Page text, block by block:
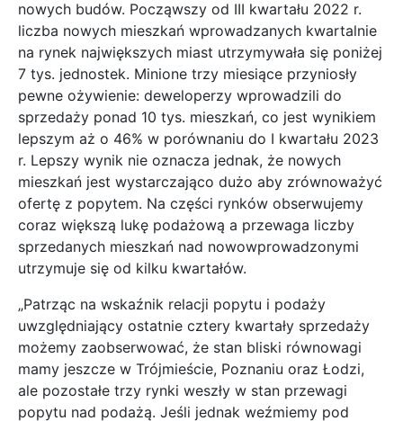
nowych budów. Począwszy od III kwartału 2022 r.
liczba nowych mieszkań wprowadzanych kwartalnie
na rynek największych miast utrzymywała się poniżej
7 tys. jednostek. Minione trzy miesiące przyniosły
pewne ożywienie: deweloperzy wprowadzili do
sprzedaży ponad 10 tys. mieszkań, co jest wynikiem
lepszym aż o 46% w porównaniu do I kwartału 2023
r. Lepszy wynik nie oznacza jednak, że nowych
mieszkań jest wystarczająco dużo aby zrównoważyć
ofertę z popytem. Na części rynków obserwujemy
coraz większą lukę podażową a przewaga liczby
sprzedanych mieszkań nad nowowprowadzonymi
utrzymuje się od kilku kwartałów.
„Patrząc na wskaźnik relacji popytu i podaży
uwzględniający ostatnie cztery kwartały sprzedaży
możemy zaobserwować, że stan bliski równowagi
mamy jeszcze w Trójmieście, Poznaniu oraz Łodzi,
ale pozostałe trzy rynki weszły w stan przewagi
popytu nad podażą. Jeśli jednak weźmiemy pod